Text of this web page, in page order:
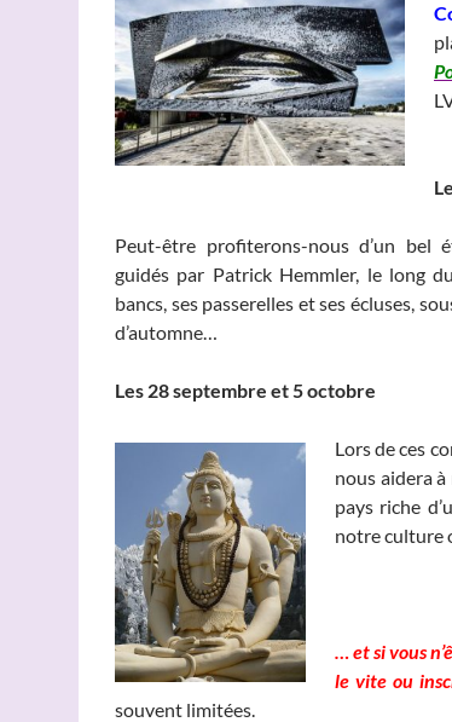
Peut-être profiterons-nous d’un bel
guidés par Patrick Hemmler, le long du
bancs, ses passerelles et ses écluses,
d’automne…
Les 28 septembre et 5 octobre
Lors de ces
nous aidera
pays riche
notre culture
… et si vous
le vite ou
souvent limitées.